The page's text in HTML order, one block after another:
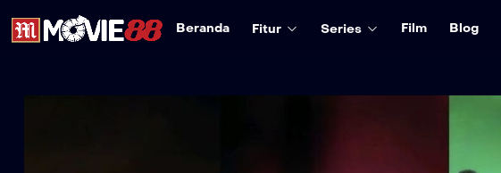
Beranda Fitur Series Film Blog